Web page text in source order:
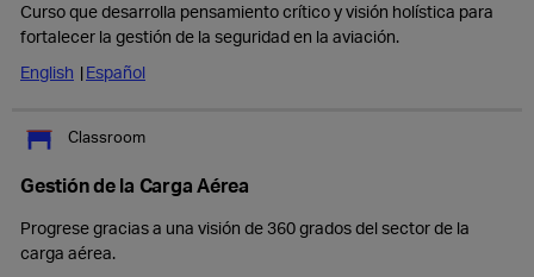
Curso que desarrolla pensamiento crítico y visión holística para
fortalecer la gestión de la seguridad en la aviación.
English
Español
Classroom
Gestión de la Carga Aérea
Progrese gracias a una visión de 360 grados del sector de la
carga aérea.